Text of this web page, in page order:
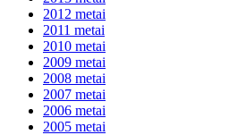
2012 metai
2011 metai
2010 metai
2009 metai
2008 metai
2007 metai
2006 metai
2005 metai